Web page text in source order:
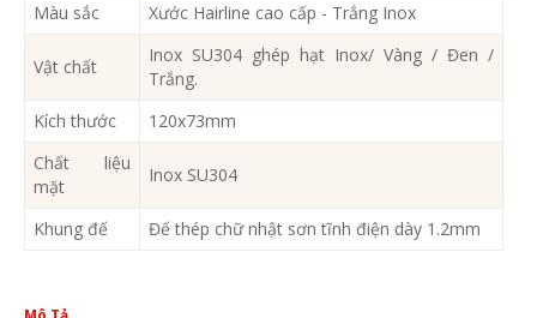
Màu sắc
Xước Hairline cao cấp - Trắng Inox
Vật chất
Inox SU304 ghép hạt Inox/ Vàng / Đen /
Trắng.
Kích thước
120x73mm
Chất liệu
mặt
Inox SU304
Khung đế Đế thép chữ nhật sơn tĩnh điện dày 1.2mm